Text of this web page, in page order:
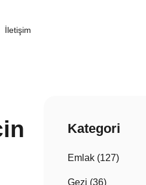
İletişim
Kategori
Emlak (127)
Gezi (36)